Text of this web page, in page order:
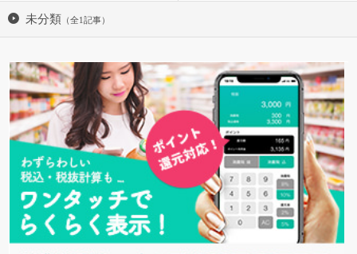
未分類 （全1記事）